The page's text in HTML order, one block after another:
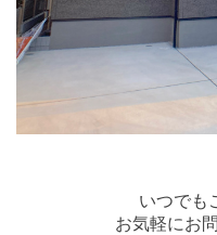
いつでも
お気軽にお